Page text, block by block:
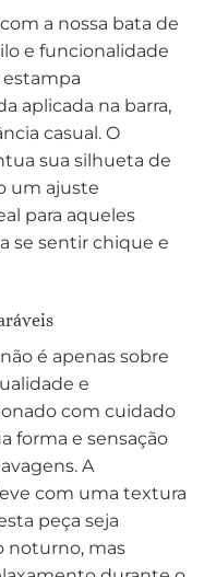
a nossa bata de
e funcionalidade
aplicada na barra,
casual. O
sua silhueta de
um ajuste
para aqueles
se sentir chique e
é apenas sobre
e
com cuidado
forma e sensação
A
com uma textura
peça seja
noturno, mas